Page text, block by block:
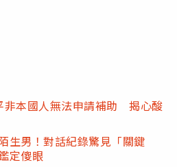
非本國人無法申請補助 揭心酸
生男！對話紀錄驚見「關鍵
定傻眼